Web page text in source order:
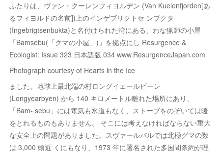
ふたりは、ヴァン・クーレンフィヨルデン (Van Kuelenfjorden[あ
るフィヨルドの名前])上のインゲブリクトセ ンブクタ
(Ingebrigtsenbukta)と名付けられた湾にある、わな猟師の小屋
「Bamsebu(「クマの小屋」)」を拠点にし Resurgence &
Ecologist: Issue 323 日本語版 034 www.ResurgenceJapan.com
Photograph courtesy of Hearts in the Ice
ました。地球上最北端の村ロングイェールビーン
(Longyearbyen) から 140 キロメートル離れた場所にあり、
「Bam- sebu」には電気も水道もなく、ストーブをのぞいては暖
をとれるものもありません。 そこには考えなければならない重大
な安全上の問題がありました。スヴァールバルでは北極グマの数
は 3,000 頭近 くにもなり、1973 年に署名された多国間条約が理